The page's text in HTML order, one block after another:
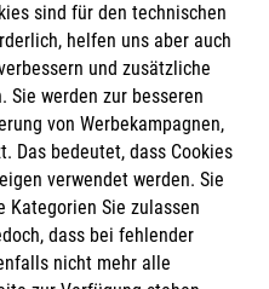
Artikel
sind für den technischen
helfen uns aber auch
und zusätzliche
Sie werden zur besseren
von Werbekampagnen,
Das bedeutet, dass Cookies
verwendet werden. Sie
Kategorien Sie zulassen
dass bei fehlender
nicht mehr alle